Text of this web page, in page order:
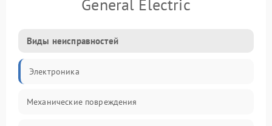
General Electric
Виды неисправностей
Электроника
Механические повреждения